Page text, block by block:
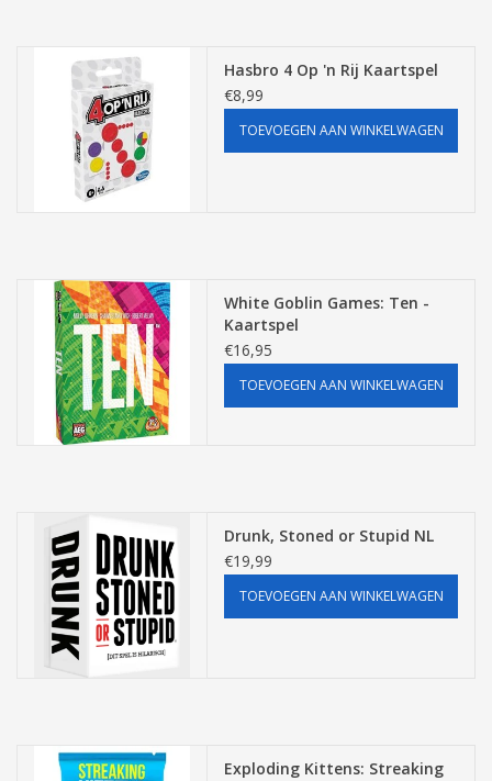
Hasbro 4 Op 'n Rij Kaartspel
€8,99
TOEVOEGEN AAN WINKELWAGEN
White Goblin Games: Ten -
Kaartspel
€16,95
TOEVOEGEN AAN WINKELWAGEN
Drunk, Stoned or Stupid NL
€19,99
TOEVOEGEN AAN WINKELWAGEN
Exploding Kittens: Streaking